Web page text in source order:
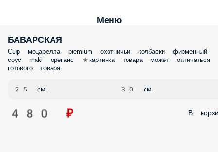
Меню
БАВАРСКАЯ
Сыр моцарелла premium охотничьи колбаски фирменный
соус maki орегано *картинка товара может отличаться
готового товара
25 см. 30 см.
480 ₽ В